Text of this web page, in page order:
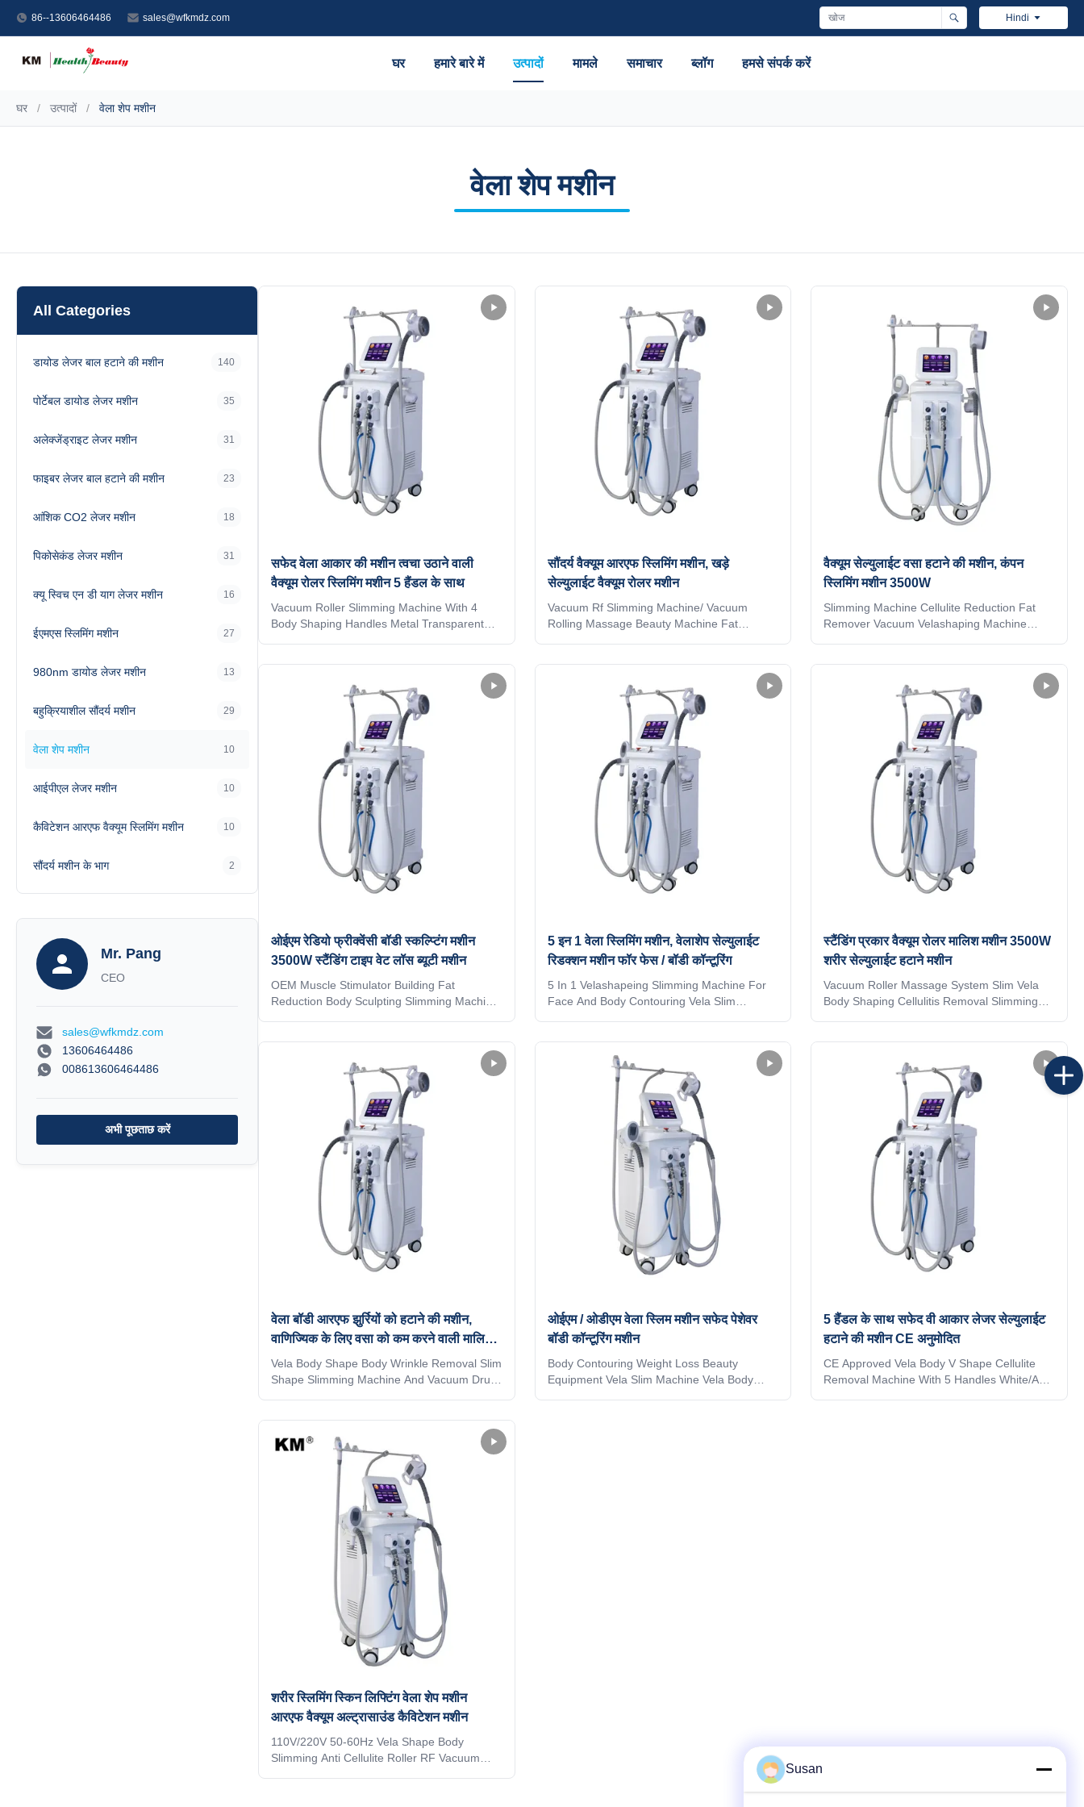
86--13606464486 sales@wfkmdz.com Hindi
घर हमारे बारे में उत्पादों मामले समाचार ब्लॉग हमसे संपर्क करें
घर / उत्पादों / वेला शेप मशीन
वेला शेप मशीन
All Categories
डायोड लेजर बाल हटाने की मशीन 140
पोर्टेबल डायोड लेजर मशीन 35
अलेक्जेंड्राइट लेजर मशीन 31
फाइबर लेजर बाल हटाने की मशीन 23
आंशिक CO2 लेजर मशीन 18
पिकोसेकंड लेजर मशीन 31
क्यू स्विच एन डी याग लेजर मशीन 16
ईएमएस स्लिमिंग मशीन 27
980nm डायोड लेजर मशीन 13
बहुक्रियाशील सौंदर्य मशीन 29
वेला शेप मशीन 10
आईपीएल लेजर मशीन 10
कैविटेशन आरएफ वैक्यूम स्लिमिंग मशीन 10
सौंदर्य मशीन के भाग 2
Mr. Pang
CEO
sales@wfkmdz.com
13606464486
008613606464486
अभी पूछताछ करें
सफेद वेला आकार की मशीन त्वचा उठाने वाली
वैक्यूम रोलर स्लिमिंग मशीन 5 हैंडल के साथ
Vacuum Roller Slimming Machine With 4
Body Shaping Handles Metal Transparent
Cellulite reduction * Skin tightening * Skin
surface smooth * Massage * Eyelid area
treatment * Body slimming * Skin lifting
Vacuum Rolle RF valashape machine
technoogy: Technology 1: Focus dual
cavitation The 40KHz cavitation technology
itself means that the ultrasound causes
सौंदर्य वैक्यूम आरएफ स्लिमिंग मशीन, खड़े
सेल्युलाईट वैक्यूम रोलर मशीन
Vacuum Rf Slimming Machine/ Vacuum
Rolling Massage Beauty Machine Fat
machine: * Wrinkle removal * Body shaping *
Body circumference reduction * Cellulite
reduction * Skin tightening * Skin surface
smooth * Massage * Eyelid area treatment *
Body slimming * Skin lifting Vacuum Rolle RF
valashape machine technoogy: Technology
1: Focus dual cavitation The 40KHz
cavitation technology itself means that
वैक्यूम सेल्युलाईट वसा हटाने की मशीन, कंपन
स्लिमिंग मशीन 3500W
Slimming Machine Cellulite Reduction Fat
Remover Vacuum Velashaping Machine
reduction * Cellulite reduction * Skin
tightening * Skin surface smooth * Massage *
Eyelid area treatment * Body slimming * Skin
lifting Vacuum Rolle RF valashape machine
technoogy: Technology 1: Focus dual
cavitation The 40KHz cavitation technology
itself means that the ultrasound
ओईएम रेडियो फ्रीक्वेंसी बॉडी स्कल्प्टिंग मशीन
3500W स्टैंडिंग टाइप वेट लॉस ब्यूटी मशीन
OEM Muscle Stimulator Building Fat
Reduction Body Sculpting Slimming Machine
Technology Innovative compression micro-
vibration technology Handpieces ( Optional )
5 handles: 1. Big vacuum+Massage+Infrared
light for body * 1 2. Small
vacuum+Massage+Infrared light for arm, leg
* 1 3. Vacuum 90 Fat rotating handle for face
* 1 4. Vacuum 90 Fat rotating handle for
body * 1 5. Vacuum rf head for body * 1
5 इन 1 वेला स्लिमिंग मशीन, वेलाशेप सेल्युलाईट
रिडक्शन मशीन फॉर फेस / बॉडी कॉन्टूरिंग
5 In 1 Velashapeing Slimming Machine For
Face And Body Contouring Vela Slim
Machine Technology Innovative compression
micro-vibration technology Handpieces (
Optional ) 5 handles: 1. Big
vacuum+Massage+Infrared light for body * 1
2. Small vacuum+Massage+Infrared light for
arm, leg * 1 3. Vacuum 90 Fat rotating
handle for face * 1 4. Vacuum 90 Fat rotating
handle for body * 1 5. Vacuum rf head
स्टैंडिंग प्रकार वैक्यूम रोलर मालिश मशीन 3500W
शरीर सेल्युलाईट हटाने मशीन
Vacuum Roller Massage System Slim Vela
Body Shaping Cellulitis Removal Slimming
SlimmingApplication body fat reducer
machine: * Wrinkle removal * Body shaping *
Body circumference reduction * Cellulite
reduction * Skin tightening * Skin surface
smooth * Massage * Eyelid area treatment *
Body slimming * Skin lifting Vacuum Rolle RF
valashape machine
वेला बॉडी आरएफ झुर्रियों को हटाने की मशीन,
वाणिज्यिक के लिए वसा को कम करने वाली मालिश
मशीन
Vela Body Shape Body Wrinkle Removal Slim
Shape Slimming Machine And Vacuum Drum
circumference reduction * Cellulite reduction
* Skin tightening * Skin surface smooth *
Massage * Eyelid area treatment * Body
slimming * Skin lifting Vacuum Rolle RF
valashape machine technoogy: Technology
1: Focus dual cavitation The 40KHz
cavitation technology itself means that the
ओईएम / ओडीएम वेला स्लिम मशीन सफेद पेशेवर
बॉडी कॉन्टूरिंग मशीन
Body Contouring Weight Loss Beauty
Equipment Vela Slim Machine Vela Body
5 हैंडल के साथ सफेद वी आकार लेजर सेल्युलाईट
हटाने की मशीन CE अनुमोदित
CE Approved Vela Body V Shape Cellulite
Removal Machine With 5 Handles White/As
शरीर स्लिमिंग स्किन लिफ्टिंग वेला शेप मशीन
आरएफ वैक्यूम अल्ट्रासाउंड कैविटेशन मशीन
110V/220V 50-60Hz Vela Shape Body
Slimming Anti Cellulite Roller RF Vacuum
Susan